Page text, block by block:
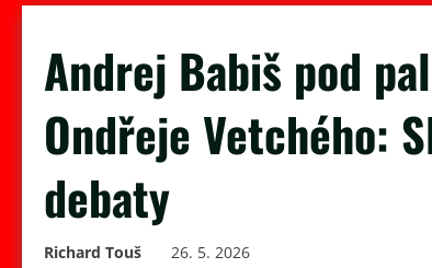
Andrej Babiš pod
Ondřeje Vetchého:
debaty
Richard Touš 26. 5. 2026